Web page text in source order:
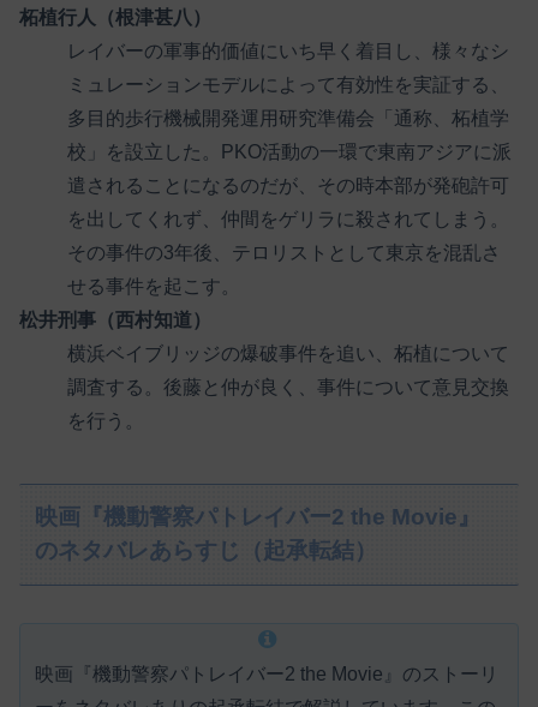
柘植行人（根津甚八）
レイバーの軍事的価値にいち早く着目し、様々なシ
ミュレーションモデルによって有効性を実証する、
多目的歩行機械開発運用研究準備会「通称、柘植学
校」を設立した。PKO活動の一環で東南アジアに派
遣されることになるのだが、その時本部が発砲許可
を出してくれず、仲間をゲリラに殺されてしまう。
その事件の3年後、テロリストとして東京を混乱さ
せる事件を起こす。
松井刑事（西村知道）
横浜ベイブリッジの爆破事件を追い、柘植について
調査する。後藤と仲が良く、事件について意見交換
を行う。
映画『機動警察パトレイバー2 the Movie』
のネタバレあらすじ（起承転結）
映画『機動警察パトレイバー2 the Movie』のストーリ